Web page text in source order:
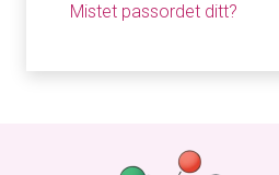
Mistet passordet ditt?